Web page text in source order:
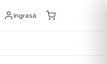
Ingresá